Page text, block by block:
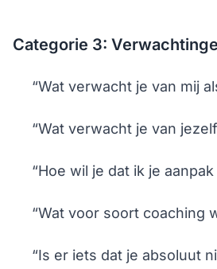
Categorie 3:
“Wat verwacht je van mij
“Wat verwacht je van
“Hoe wil je dat ik je
“Wat voor soort coaching
“Is er iets dat je absoluut